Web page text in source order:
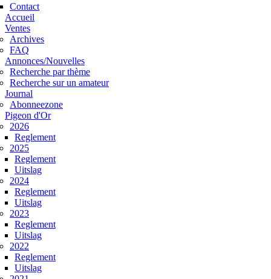
Contact
Hoofdmenu
Accueil
Ventes
Archives
FAQ
Annonces/Nouvelles
Recherche par thème
Recherche sur un amateur
Journal
Abonneezone
Pigeon d'Or
2026
Reglement
2025
Reglement
Uitslag
2024
Reglement
Uitslag
2023
Reglement
Uitslag
2022
Reglement
Uitslag